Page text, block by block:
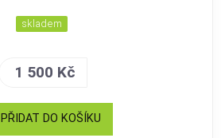
skladem
1 500 Kč
PŘIDAT DO KOŠÍKU